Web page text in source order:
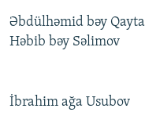
QANUNI DOĞRU
ARAŞDIRMA
VIDEO
RADIO ARXIV
Əbdülhəmid bəy
Həbib bəy Səlimov
İbrahim ağa Usubov